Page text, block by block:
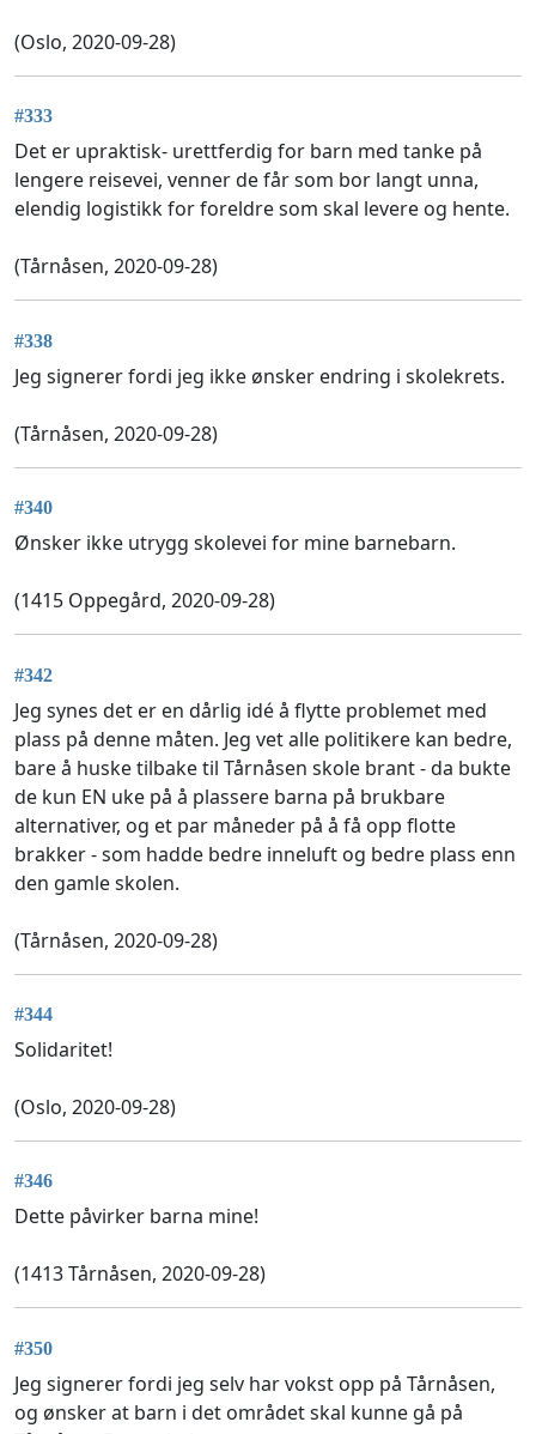
(Oslo, 2020-09-28)
#333
Det er upraktisk- urettferdig for barn med tanke på
lengere reisevei, venner de får som bor langt unna,
elendig logistikk for foreldre som skal levere og hente.
(Tårnåsen, 2020-09-28)
#338
Jeg signerer fordi jeg ikke ønsker endring i skolekrets.
(Tårnåsen, 2020-09-28)
#340
Ønsker ikke utrygg skolevei for mine barnebarn.
(1415 Oppegård, 2020-09-28)
#342
Jeg synes det er en dårlig idé å flytte problemet med
plass på denne måten. Jeg vet alle politikere kan bedre,
bare å huske tilbake til Tårnåsen skole brant - da bukte
de kun EN uke på å plassere barna på brukbare
alternativer, og et par måneder på å få opp flotte
brakker - som hadde bedre inneluft og bedre plass enn
den gamle skolen.
(Tårnåsen, 2020-09-28)
#344
Solidaritet!
(Oslo, 2020-09-28)
#346
Dette påvirker barna mine!
(1413 Tårnåsen, 2020-09-28)
#350
Jeg signerer fordi jeg selv har vokst opp på Tårnåsen,
og ønsker at barn i det området skal kunne gå på